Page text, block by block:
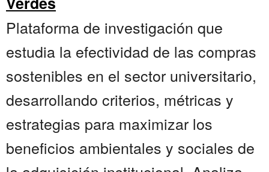
Plataforma de investigación que
estudia la efectividad de las compras
sostenibles en el sector universitario,
desarrollando criterios, métricas y
estrategias para maximizar los
beneficios ambientales y sociales de